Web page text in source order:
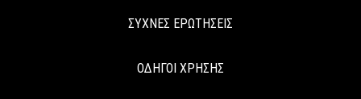
ΣΥΧΝΕΣ ΕΡΩΤΗΣΕΙΣ
ΟΔΗΓΟΙ ΧΡΗΣΗΣ